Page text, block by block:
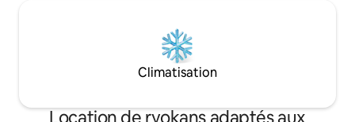
Climatisation